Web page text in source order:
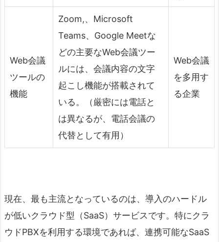
Web会議
ツールの
機能
Zoom,、Microsoft
Teams、Google Meetな
どの主要なWeb会議ツー
ルには、会議内容の文字
起こし機能が搭載されて
いる。（厳密には電話と
は異なるが、電話会議の
代替として有用）
Web会議
を多用す
る企業
現在、最も主流となっているのは、導入のハードル
が低いクラウド型（SaaS）サービスです。特にクラ
ウドPBXを利用する環境であれば、連携可能なSaaS